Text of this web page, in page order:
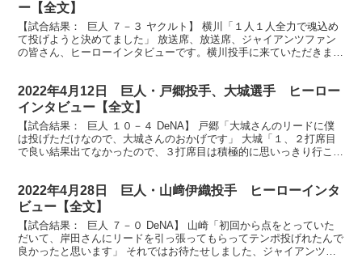
ー【全文】
【試合結果： 巨人 ７－３ ヤクルト】 横川「１人１人全力で魂込め
て投げようと決めてました」 放送席、放送席、ジャイアンツファン
の皆さん、ヒーローインタビューです。横川投手に来ていただきまし
2022年4月12日 巨人・戸郷投手、大城選手 ヒーロー
インタビュー【全文】
【試合結果： 巨人 １０－４ DeNA】 戸郷「大城さんのリードに僕
は投げただけなので、大城さんのおかげです」 大城「１、２打席目
で良い結果出てなかったので、３打席目は積極的に思いっきり行こう
2022年4月28日 巨人・山﨑伊織投手 ヒーローインタ
ビュー【全文】
【試合結果： 巨人 ７－０ DeNA】 山崎「初回から点をとっていた
だいて、岸田さんにリードを引っ張ってもらってテンポ投げれたんで
良かったと思います」 それではお待たせしました、ジャイアンツフ